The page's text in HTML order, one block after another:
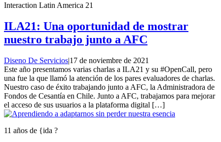
Interaction Latin America 21
ILA21: Una oportunidad de mostrar
nuestro trabajo junto a AFC
Diseno De Servicios|17 de noviembre de 2021
Este año presentamos varias charlas a ILA21 y su #OpenCall, pero
una fue la que llamó la atención de los pares evaluadores de charlas.
Nuestro caso de éxito trabajando junto a AFC, la Administradora de
Fondos de Cesantía en Chile. Junto a AFC, trabajamos para mejorar
el acceso de sus usuarios a la plataforma digital […]
11 años de {ida ?